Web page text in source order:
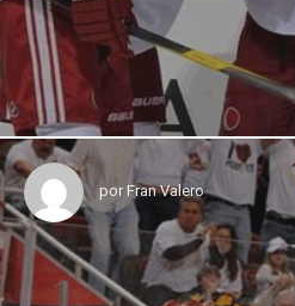
por Fran Valero